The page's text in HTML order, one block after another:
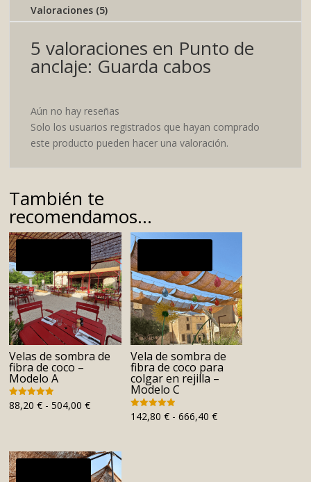
Valoraciones (5)
5 valoraciones en Punto de
anclaje: Guarda cabos
Aún no hay reseñas
Solo los usuarios registrados que hayan comprado
este producto pueden hacer una valoración.
También te
recomendamos…
Velas de sombra de
fibra de coco –
Modelo A
Valorado
con
88,20€ - 504,00€Rango
desde
88,20 €
Vela de sombra de
fibra de coco para
colgar en rejilla –
Modelo C
Valorado
con
142,80€ - 666,40€Rango